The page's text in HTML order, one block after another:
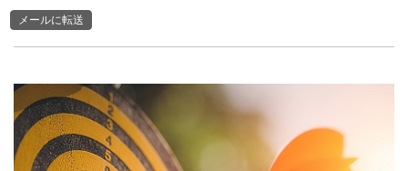
メールに転送